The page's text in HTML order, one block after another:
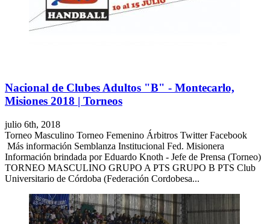
Nacional de Clubes Adultos "B" - Montecarlo,
Misiones 2018 | Torneos
julio 6th, 2018
Torneo Masculino Torneo Femenino Árbitros Twitter Facebook
Más información Semblanza Institucional Fed. Misionera
Información brindada por Eduardo Knoth - Jefe de Prensa (Torneo)
TORNEO MASCULINO GRUPO A PTS GRUPO B PTS Club
Universitario de Córdoba (Federación Cordobesa...